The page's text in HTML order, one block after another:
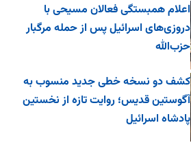
اعلام همبستگی فعالان مسیحی با
دروزی‌های اسرائیل پس از حمله مرگبار
حزب‌الله
کشف دو نسخه خطی جدید منسوب به
آگوستین قدیس؛ روایت تازه از نخستین
پادشاه اسرائیل